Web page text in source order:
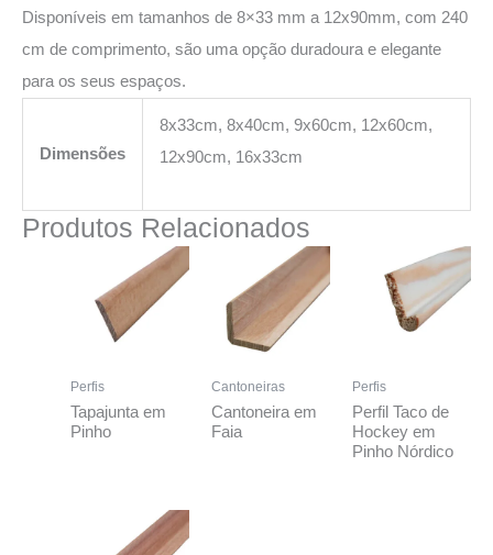
Disponíveis em tamanhos de 8×33 mm a 12x90mm, com 240
cm de comprimento, são uma opção duradoura e elegante
para os seus espaços.
Dimensões
8x33cm, 8x40cm, 9x60cm, 12x60cm,
12x90cm, 16x33cm
Produtos Relacionados
Perfis
Tapajunta em
Pinho
Cantoneiras
Cantoneira em
Faia
Perfis
Perfil Taco de
Hockey em
Pinho Nórdico